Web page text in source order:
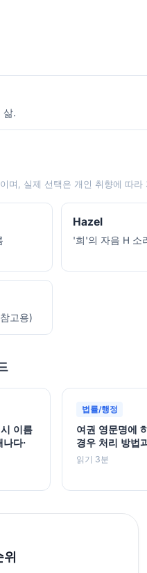
삶.
며, 실제 선택은 개인 취향에 따라
Hazel
'희'의 자음 H 소
고용)
이름
다·
법률/행정
여권 영문명에
경우 처리 방법
읽기 3분
위